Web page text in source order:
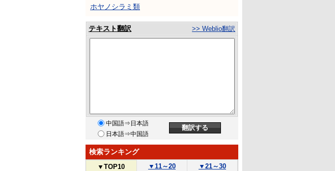
ホヤノシラミ類
テキスト翻訳 >> Weblio翻訳
中国語⇒日本語
日本語⇒中国語
検索ランキング
▼ TOP10 ▼ 11～20 ▼ 21～30